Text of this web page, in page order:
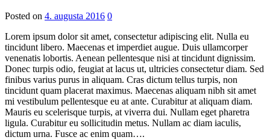
Posted on 4. augusta 2016 0
Lorem ipsum dolor sit amet, consectetur adipiscing elit. Nulla eu
tincidunt libero. Maecenas et imperdiet augue. Duis ullamcorper
venenatis lobortis. Aenean pellentesque nisi at tincidunt dignissim.
Donec turpis odio, feugiat at lacus ut, ultricies consectetur diam. Sed
finibus varius purus in aliquam. Cras dictum tellus turpis, non
tincidunt quam placerat maximus. Maecenas aliquam nibh sit amet
mi vestibulum pellentesque eu at ante. Curabitur at aliquam diam.
Mauris eu scelerisque turpis, at viverra dui. Nullam eget pharetra
ligula. Curabitur eu sollicitudin metus. Nullam ac diam iaculis,
dictum urna. Fusce ac enim quam….